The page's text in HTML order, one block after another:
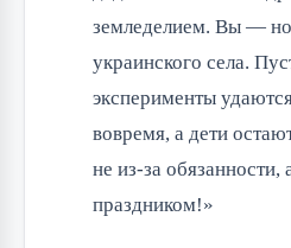
земледелием. Вы —
украинского села.
эксперименты
вовремя, а дети
не из-за
праздником!»